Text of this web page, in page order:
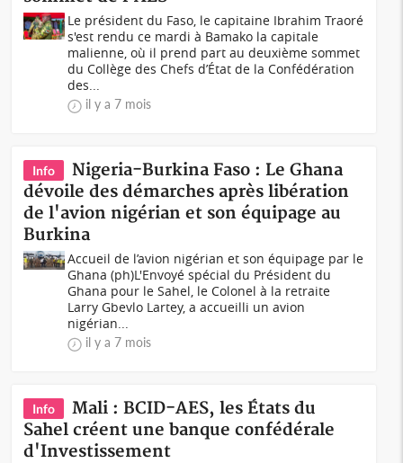
Le président du Faso, le capitaine Ibrahim Traoré
s'est rendu ce mardi à Bamako la capitale
malienne, où il prend part au deuxième sommet
du Collège des Chefs d’État de la Confédération
des...
il y a 7 mois
Info
Nigeria-Burkina Faso : Le Ghana
dévoile des démarches après libération
de l'avion nigérian et son équipage au
Burkina
Accueil de l’avion nigérian et son équipage par le
Ghana (ph)L'Envoyé spécial du Président du
Ghana pour le Sahel, le Colonel à la retraite
Larry Gbevlo Lartey, a accueilli un avion
nigérian...
il y a 7 mois
Info
Mali : BCID-AES, les États du
Sahel créent une banque confédérale
d'Investissement